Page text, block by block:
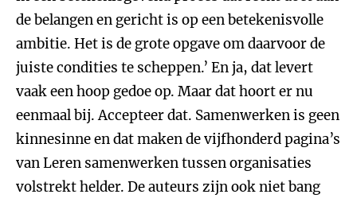
de belangen en gericht is op een betekenisvolle
ambitie. Het is de grote opgave om daarvoor de
juiste condities te scheppen.’ En ja, dat levert
vaak een hoop gedoe op. Maar dat hoort er nu
eenmaal bij. Accepteer dat. Samenwerken is geen
kinnesinne en dat maken de vijfhonderd pagina’s
van Leren samenwerken tussen organisaties
volstrekt helder. De auteurs zijn ook niet bang